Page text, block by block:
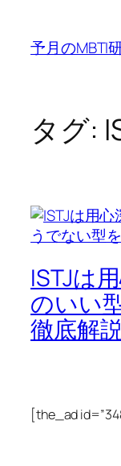
予月のMBTI
タグ:
ISTJは
のいい
徹底解
[the_ad